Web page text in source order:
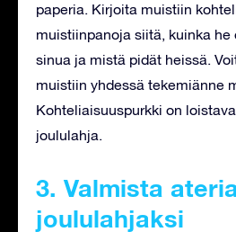
paperia. Kirjoita muistiin
muistiinpanoja siitä, kuinka he
sinua ja mistä pidät heissä.
muistiin yhdessä tekemiänne
Kohteliaisuuspurkki on
joululahja.
3. Valmista ateria
joululahjaksi